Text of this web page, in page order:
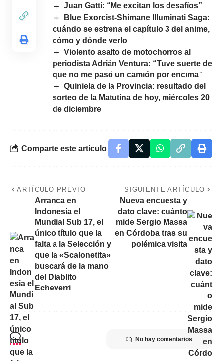
Juan Gatti: “Me excitan los desafíos”
Blue Exorcist-Shimane Illuminati Saga:
cuándo se estrena el capítulo 3 del anime,
cómo y dónde verlo
Violento asalto de motochorros al
periodista Adrián Ventura: “Tuve suerte de
que no me pasó un camión por encima”
Quiniela de la Provincia: resultado del
sorteo de la Matutina de hoy, miércoles 20
de diciembre
Comparte este artículo
ARTÍCULO PREVIO
Arranca en
Indonesia el
Mundial Sub 17, el
único título que la
falta a la Selección y
que la «Scalonetita»
buscará de la mano
del Diablito
Echeverri
SIGUIENTE ARTÍCULO
Nueva encuesta y
dato clave: cuánto
mide Sergio Massa
en Córdoba tras su
polémica visita
No hay comentarios